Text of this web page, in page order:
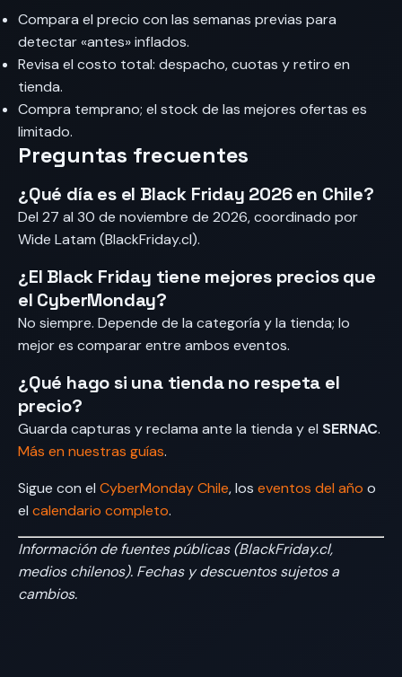
Compara el precio con las semanas previas para
detectar «antes» inflados.
Revisa el costo total: despacho, cuotas y retiro en
tienda.
Compra temprano; el stock de las mejores ofertas es
limitado.
Preguntas frecuentes
¿Qué día es el Black Friday 2026 en Chile?
Del 27 al 30 de noviembre de 2026, coordinado por
Wide Latam (BlackFriday.cl).
¿El Black Friday tiene mejores precios que
el CyberMonday?
No siempre. Depende de la categoría y la tienda; lo
mejor es comparar entre ambos eventos.
¿Qué hago si una tienda no respeta el
precio?
Guarda capturas y reclama ante la tienda y el SERNAC.
Más en nuestras guías.
Sigue con el CyberMonday Chile, los eventos del año o
el calendario completo.
Información de fuentes públicas (BlackFriday.cl,
medios chilenos). Fechas y descuentos sujetos a
cambios.